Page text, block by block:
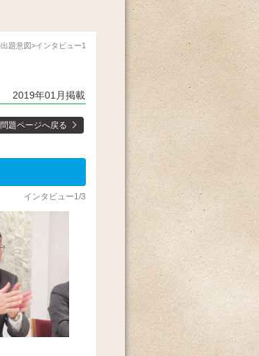
出題意図 インタビュー1
2019年01月掲載
問題ページへ戻る
インタビュー1/3